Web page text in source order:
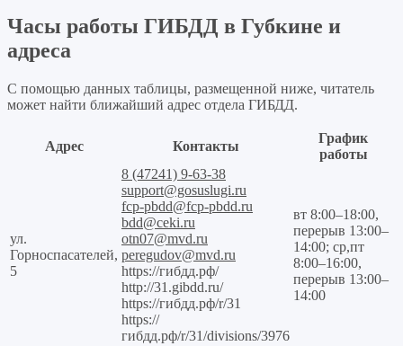
Часы работы ГИБДД в Губкине и
адреса
С помощью данных таблицы, размещенной ниже, читатель
может найти ближайший адрес отдела ГИБДД.
Адрес Контакты
График
работы
ул.
Горноспасателей,
5
8 (47241) 9-63-38
support@gosuslugi.ru
fcp-pbdd@fcp-pbdd.ru
bdd@ceki.ru
otn07@mvd.ru
peregudov@mvd.ru
https://гибдд.рф/
http://31.gibdd.ru/
https://гибдд.рф/r/31
https://
гибдд.рф/r/31/divisions/3976
вт 8:00–18:00,
перерыв 13:00–
14:00; ср,пт
8:00–16:00,
перерыв 13:00–
14:00